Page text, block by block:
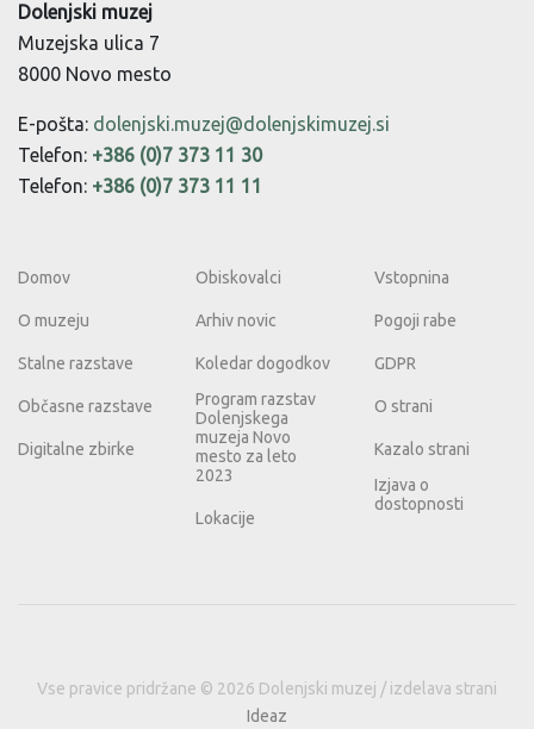
Dolenjski muzej
Muzejska ulica 7
8000 Novo mesto
E-pošta: dolenjski.muzej@dolenjskimuzej.si
Telefon: +386 (0)7 373 11 30
Telefon: +386 (0)7 373 11 11
Domov
O muzeju
Stalne razstave
Občasne razstave
Digitalne zbirke
Obiskovalci
Arhiv novic
Koledar dogodkov
Program razstav
Dolenjskega
muzeja Novo
mesto za leto
2023
Lokacije
Vstopnina
Pogoji rabe
GDPR
O strani
Kazalo strani
Izjava o
dostopnosti
Vse pravice pridržane © 2026 Dolenjski muzej / izdelava strani
Ideaz